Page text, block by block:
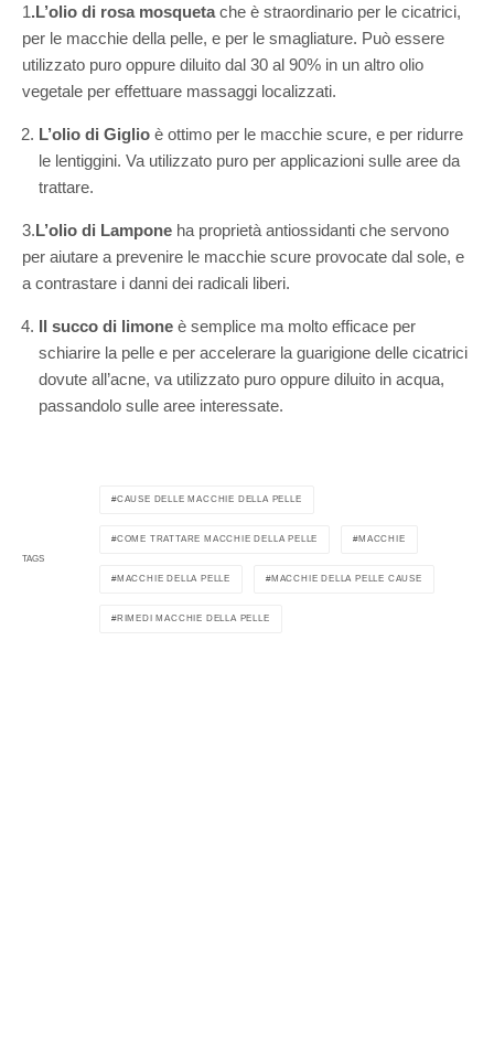
1.L’olio di rosa mosquetache è straordinario per le cicatrici,
per le macchie della pelle, e per le smagliature. Può essere
utilizzato puro oppure diluito dal 30 al 90% in un altro olio
vegetale per effettuare massaggi localizzati.
L’olio di Giglio è ottimo per le macchie scure, e per ridurre
le lentiggini. Va utilizzato puro per applicazioni sulle aree da
trattare.
3.L’olio di Lampone ha proprietà antiossidanti che servono
per aiutare a prevenire le macchie scure provocate dal sole, e
a contrastare i danni dei radicali liberi.
Il succo di limone è semplice ma molto efficace per
schiarire la pelle e per accelerare la guarigione delle cicatrici
dovute all’acne, va utilizzato puro oppure diluito in acqua,
passandolo sulle aree interessate.
TAGS
CAUSE DELLE MACCHIE DELLA PELLE
COME TRATTARE MACCHIE DELLA PELLE MACCHIE
MACCHIE DELLA PELLE MACCHIE DELLA PELLE CAUSE
RIMEDI MACCHIE DELLA PELLE